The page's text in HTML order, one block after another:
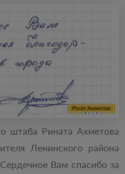
штаба Рината Ахметова
Ленинского района
Вам спасибо за